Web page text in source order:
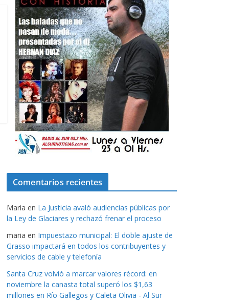
Comentarios recientes
Maria en La Justicia avaló audiencias públicas por
la Ley de Glaciares y rechazó frenar el proceso
maria en Impuestazo municipal: El doble ajuste de
Grasso impactará en todos los contribuyentes y
servicios de cable y telefonía
Santa Cruz volvió a marcar valores récord: en
noviembre la canasta total superó los $1,63
millones en Río Gallegos y Caleta Olivia - Al Sur